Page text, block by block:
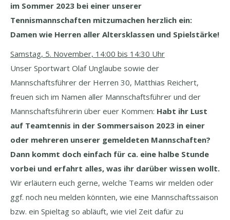
im Sommer 2023 bei einer unserer
Tennismannschaften mitzumachen herzlich ein:
Damen wie Herren aller Altersklassen und Spielstärke!
Samstag, 5. November, 14:00 bis 14:30 Uhr
Unser Sportwart Olaf Unglaube sowie der
Mannschaftsführer der Herren 30, Matthias Reichert,
freuen sich im Namen aller Mannschaftsführer und der
Mannschaftsführerin über euer Kommen: Habt ihr Lust
auf Teamtennis in der Sommersaison 2023 in einer
oder mehreren unserer gemeldeten Mannschaften?
Dann kommt doch einfach für ca. eine halbe Stunde
vorbei und erfahrt alles, was ihr darüber wissen wollt.
Wir erläutern euch gerne, welche Teams wir melden oder
ggf. noch neu melden könnten, wie eine Mannschaftssaison
bzw. ein Spieltag so abläuft, wie viel Zeit dafür zu